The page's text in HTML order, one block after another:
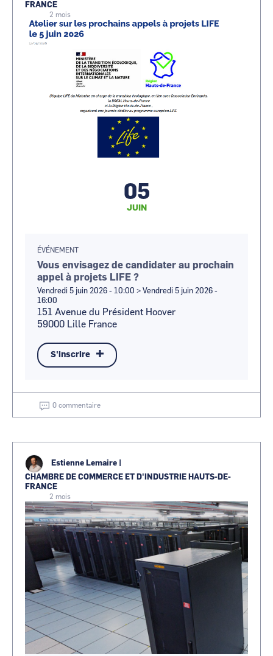
FRANCE
2 mois
05
JUIN
ÉVÉNEMENT
Vous envisagez de candidater au prochain
appel à projets LIFE ?
Vendredi 5 juin 2026 - 10:00 > Vendredi 5 juin 2026 -
16:00
151 Avenue du Président Hoover
59000 Lille France
S'inscrire
0 commentaire
Estienne Lemaire
CHAMBRE DE COMMERCE ET D'INDUSTRIE HAUTS-DE-
FRANCE
2 mois
Image